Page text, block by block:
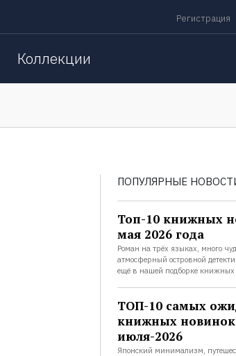
Регистрация
Коллекции
ПОПУЛЯРНЫЕ
Топ-10 книжных
мая 2026 года
Роман на трёх языках, много
атмосферный островной
ещё в нашей подборке книжных
ТОП-10 самых
книжных новинок
июля-2026
Японский минимализм,